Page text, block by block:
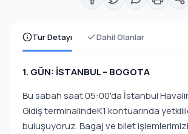
Tur Detayı Dahil Olanlar
1. GÜN: İSTANBUL – BOGOTA
Bu sabah saat 05:00'da İstanbul
Gidiş terminalindeK1 kontuarında
buluşuyoruz. Bagaj ve bilet